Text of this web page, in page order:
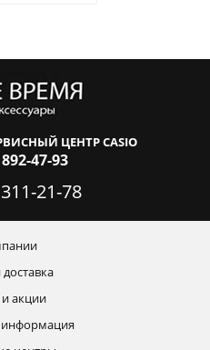
ЦЕНТР CASIO
47-93
21-78
акции